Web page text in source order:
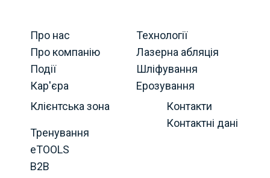
Про нас
Про компанію
Події
Кар'єра
Технології
Лазерна абляція
Шліфування
Ерозування
Клієнтська зона
Тренування
eTOOLS
B2B
Контакти
Контактні дані